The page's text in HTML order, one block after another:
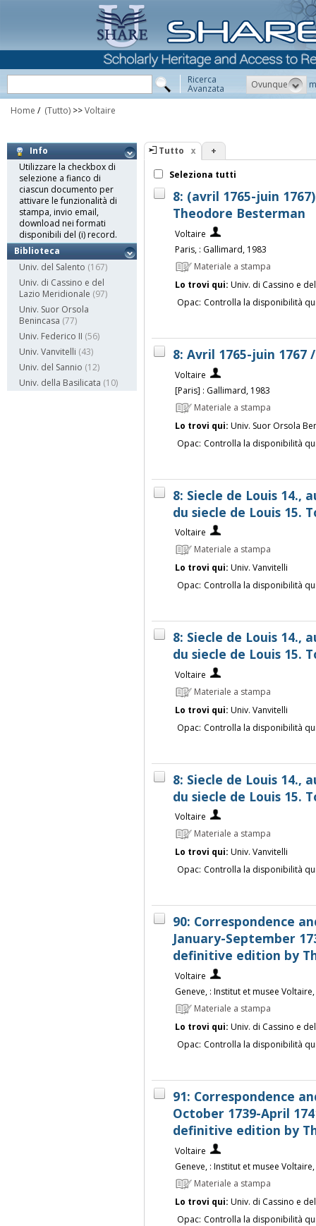
Ricerca
Avanzata Ovunque
Home / (Tutto) >>Voltaire
Info
Utilizzare la checkbox di
selezione a fianco di
ciascun documento per
attivare le funzionalità di
stampa, invio email,
download nei formati
disponibili del (i) record.
Biblioteca
Univ. del Salento (167)
Univ. di Cassino e del
Lazio Meridionale (97)
Univ. Suor Orsola
Benincasa (77)
Univ. Federico II (56)
Univ. Vanvitelli (43)
Univ. del Sannio (12)
Univ. della Basilicata (10)
Tutto +
Seleziona tutti
8: (avril 1765-juin
Theodore Besterman
Voltaire
Paris, : Gallimard, 1983
Materiale a stampa
Lo trovi qui: Univ. di Cassino e
Opac: Controlla la disponibilità
8: Avril 1765-juin 1767
Voltaire
[Paris] : Gallimard, 1983
Materiale a stampa
Lo trovi qui: Univ. Suor Orsola
Opac: Controlla la disponibilità
8: Siecle de Louis 14.,
du siecle de Louis 15.
Voltaire
Materiale a stampa
Lo trovi qui: Univ. Vanvitelli
Opac: Controlla la disponibilità
8: Siecle de Louis 14.,
du siecle de Louis 15.
Voltaire
Materiale a stampa
Lo trovi qui: Univ. Vanvitelli
Opac: Controlla la disponibilità
8: Siecle de Louis 14.,
du siecle de Louis 15.
Voltaire
Materiale a stampa
Lo trovi qui: Univ. Vanvitelli
Opac: Controlla la disponibilità
90: Correspondence
January-September
definitive edition by
Voltaire
Geneve, : Institut et musee
Materiale a stampa
Lo trovi qui: Univ. di Cassino e
Opac: Controlla la disponibilità
91: Correspondence
October 1739-April
definitive edition by
Voltaire
Geneve, : Institut et musee
Materiale a stampa
Lo trovi qui: Univ. di Cassino e
Opac: Controlla la disponibilità